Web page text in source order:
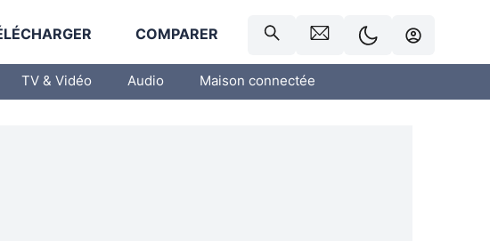
COMPARER
TV & Vidéo Audio Maison connectée